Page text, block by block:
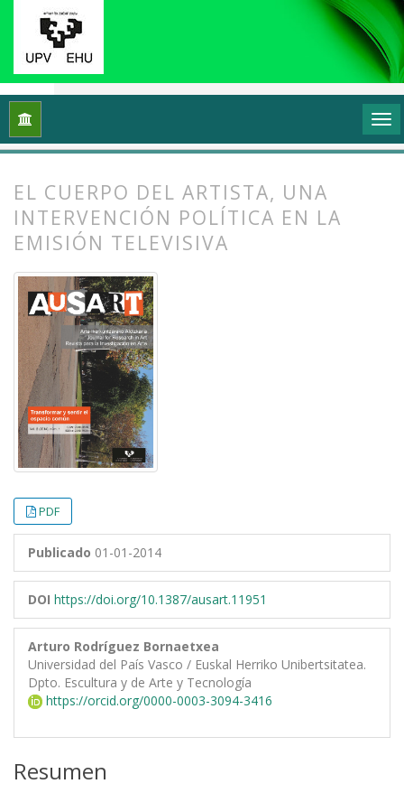
Inicio Vol. 2 Núm. 1 (2014): Transformar y sentir
EL CUERPO DEL ARTISTA, UNA
INTERVENCIÓN POLÍTICA EN LA
EMISIÓN TELEVISIVA
PDF
Publicado 01-01-2014
DOI https://doi.org/10.1387/ausart.11951
Arturo Rodríguez Bornaetxea
Universidad del País Vasco / Euskal Herriko Unibertsitatea.
Dpto. Escultura y de Arte y Tecnología
https://orcid.org/0000-0003-3094-3416
Resumen